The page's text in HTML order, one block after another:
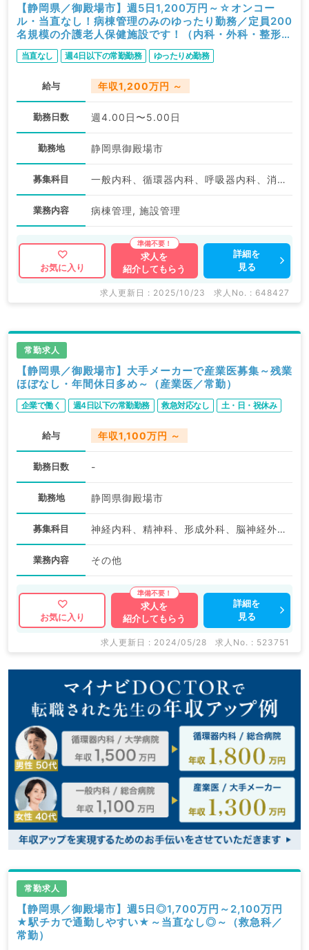
【静岡県／御殿場市】週5日1,200万円～☆オンコー
ル・当直なし！病棟管理のみのゆったり勤務／定員200
名規模の介護老人保健施設です！（内科・外科・整形外
科／常勤）
当直なし 週4日以下の常勤勤務 ゆったりめ勤務
給与 年収1,200万円 ～
勤務日数 週4.00日〜5.00日
勤務地 静岡県御殿場市
募集科目 一般内科、循環器内科、呼吸器内科、消化器内科、内分泌・代謝内科、老年内科
業務内容 病棟管理, 施設管理
お気に入り
求人を
紹介してもらう
詳細を
見る
求人更新日 : 2025/10/23 求人No. : 648427
常勤求人
【静岡県／御殿場市】大手メーカーで産業医募集～残業
ほぼなし・年間休日多め～（産業医／常勤）
企業で働く 週4日以下の常勤勤務 救急対応なし 土・日・祝休み
給与 年収1,100万円 ～
勤務日数 -
勤務地 静岡県御殿場市
募集科目 神経内科、精神科、形成外科、脳神経外科、呼吸器外科、一般内科、循環器内科、呼吸器内科、消化器内科、腎臓内科、外科系全般、一般外科、消化器外科
業務内容 その他
お気に入り
求人を
紹介してもらう
詳細を
見る
求人更新日 : 2024/05/28 求人No. : 523751
常勤求人
【静岡県／御殿場市】週5日◎1,700万円～2,100万円
★駅チカで通勤しやすい★～当直なし◎～（救急科／
常勤）